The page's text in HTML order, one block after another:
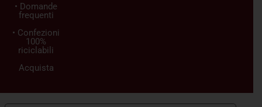
• Domande
frequenti
• Confezioni
100%
riciclabili
Acquista